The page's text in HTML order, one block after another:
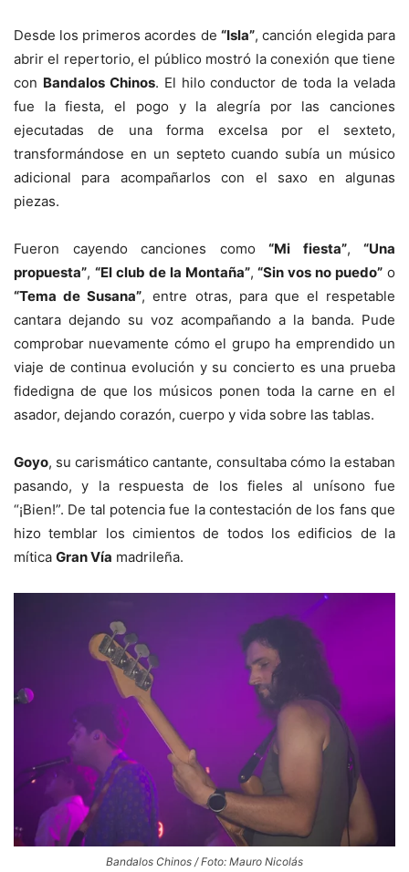
Desde los primeros acordes de “Isla”, canción elegida para
abrir el repertorio, el público mostró la conexión que tiene
con Bandalos Chinos. El hilo conductor de toda la velada
fue la fiesta, el pogo y la alegría por las canciones
ejecutadas de una forma excelsa por el sexteto,
transformándose en un septeto cuando subía un músico
adicional para acompañarlos con el saxo en algunas
piezas.
Fueron cayendo canciones como “Mi fiesta”, “Una
propuesta”, “El club de la Montaña”,“Sin vos no puedo” o
“Tema de Susana”, entre otras, para que el respetable
cantara dejando su voz acompañando a la banda. Pude
comprobar nuevamente cómo el grupo ha emprendido un
viaje de continua evolución y su concierto es una prueba
fidedigna de que los músicos ponen toda la carne en el
asador, dejando corazón, cuerpo y vida sobre las tablas.
Goyo, su carismático cantante, consultaba cómo la estaban
pasando, y la respuesta de los fieles al unísono fue
“¡Bien!”. De tal potencia fue la contestación de los fans que
hizo temblar los cimientos de todos los edificios de la
mítica Gran Vía madrileña.
Bandalos Chinos / Foto: Mauro Nicolás